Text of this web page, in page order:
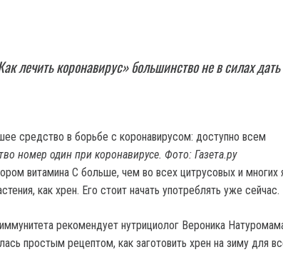
лечить коронавирус» большинство не в силах дать
номер один при коронавирусе. Фото: Газета.ру
витамина С больше, чем во всех цитрусовых и многих
как хрен. Его стоит начать употреблять уже сейчас.
рекомендует нутрициолог Вероника
простым рецептом, как заготовить хрен на зиму для